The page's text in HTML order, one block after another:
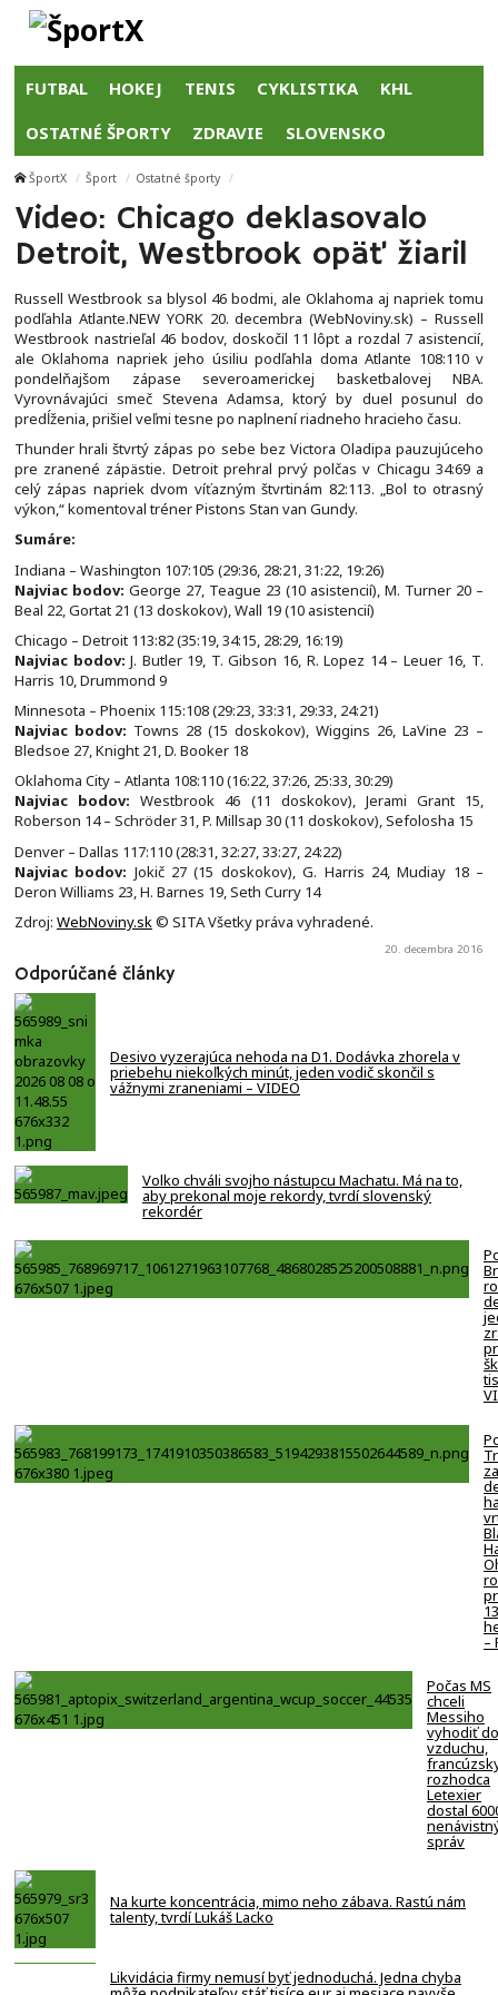
FUTBAL HOKEJ TENIS CYKLISTIKA KHL
OSTATNÉ ŠPORTY ZDRAVIE SLOVENSKO
ŠportX Šport Ostatné športy
Video: Chicago deklasovalo
Detroit, Westbrook opäť žiaril
Russell Westbrook sa blysol 46 bodmi, ale Oklahoma aj napriek tomu
podľahla Atlante.NEW YORK 20. decembra (WebNoviny.sk) – Russell
Westbrook nastrieľal 46 bodov, doskočil 11 lôpt a rozdal 7 asistencií,
ale Oklahoma napriek jeho úsiliu podľahla doma Atlante 108:110 v
pondelňajšom zápase severoamerickej basketbalovej NBA.
Vyrovnávajúci smeč Stevena Adamsa, ktorý by duel posunul do
predĺženia, prišiel veľmi tesne po naplnení riadneho hracieho času.
Thunder hrali štvrtý zápas po sebe bez Victora Oladipa pauzujúceho
pre zranené zápästie. Detroit prehral prvý polčas v Chicagu 34:69 a
celý zápas napriek dvom víťazným štvrtinám 82:113. „Bol to otrasný
výkon,“ komentoval tréner Pistons Stan van Gundy.
Sumáre:
Indiana – Washington 107:105 (29:36, 28:21, 31:22, 19:26)
Najviac bodov: George 27, Teague 23 (10 asistencií), M. Turner 20 –
Beal 22, Gortat 21 (13 doskokov), Wall 19 (10 asistencií)
Chicago – Detroit 113:82 (35:19, 34:15, 28:29, 16:19)
Najviac bodov: J. Butler 19, T. Gibson 16, R. Lopez 14 – Leuer 16, T.
Harris 10, Drummond 9
Minnesota – Phoenix 115:108 (29:23, 33:31, 29:33, 24:21)
Najviac bodov: Towns 28 (15 doskokov), Wiggins 26, LaVine 23 –
Bledsoe 27, Knight 21, D. Booker 18
Oklahoma City – Atlanta 108:110 (16:22, 37:26, 25:33, 30:29)
Najviac bodov: Westbrook 46 (11 doskokov), Jerami Grant 15,
Roberson 14 – Schröder 31, P. Millsap 30 (11 doskokov), Sefolosha 15
Denver – Dallas 117:110 (28:31, 32:27, 33:27, 24:22)
Najviac bodov: Jokič 27 (15 doskokov), G. Harris 24, Mudiay 18 –
Deron Williams 23, H. Barnes 19, Seth Curry 14
Zdroj: WebNoviny.sk© SITA Všetky práva vyhradené.
20. decembra 2016
Odporúčané články
Desivo vyzerajúca nehoda na D1. Dodávka zhorela v
priebehu niekoľkých minút, jeden vodič skončil s
vážnymi zraneniami – VIDEO
Volko chváli svojho nástupcu Machatu. Má na to,
aby prekonal moje rekordy, tvrdí slovenský
rekordér
–
Počas MS
chceli
Messiho
vyhodiť do
vzduchu,
rozhodca
Letexier
dostal
správ
Na kurte koncentrácia, mimo neho zábava. Rastú nám
talenty, tvrdí Lukáš Lacko
Likvidácia firmy nemusí byť jednoduchá. Jedna chyba